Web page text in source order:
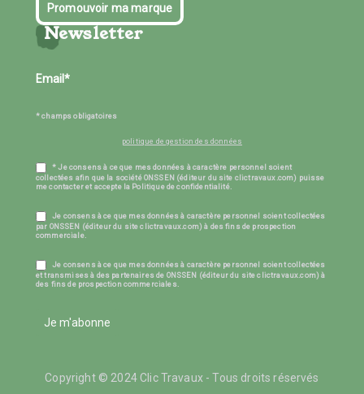
Promouvoir ma marque
Newsletter
* champs obligatoires
politique de gestion des données
* Je consens à ce que mes données à caractère personnel soient
collectées afin que la société ONSSEN (éditeur du site clictravaux.com) puisse
me contacter et accepte la Politique de confidentialité.
Je consens à ce que mes données à caractère personnel soient collectées
par ONSSEN (éditeur du site clictravaux.com) à des fins de prospection
commerciale.
Je consens à ce que mes données à caractère personnel soient collectées
et transmises à des partenaires de ONSSEN (éditeur du site clictravaux.com) à
des fins de prospection commerciales.
Je m'abonne
Copyright © 2024 Clic Travaux - Tous droits réservés